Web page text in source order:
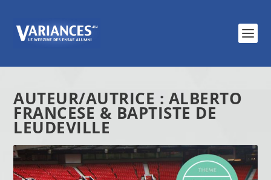
AUTEUR/AUTRICE : ALBERTO
FRANCESE & BAPTISTE DE
LEUDEVILLE